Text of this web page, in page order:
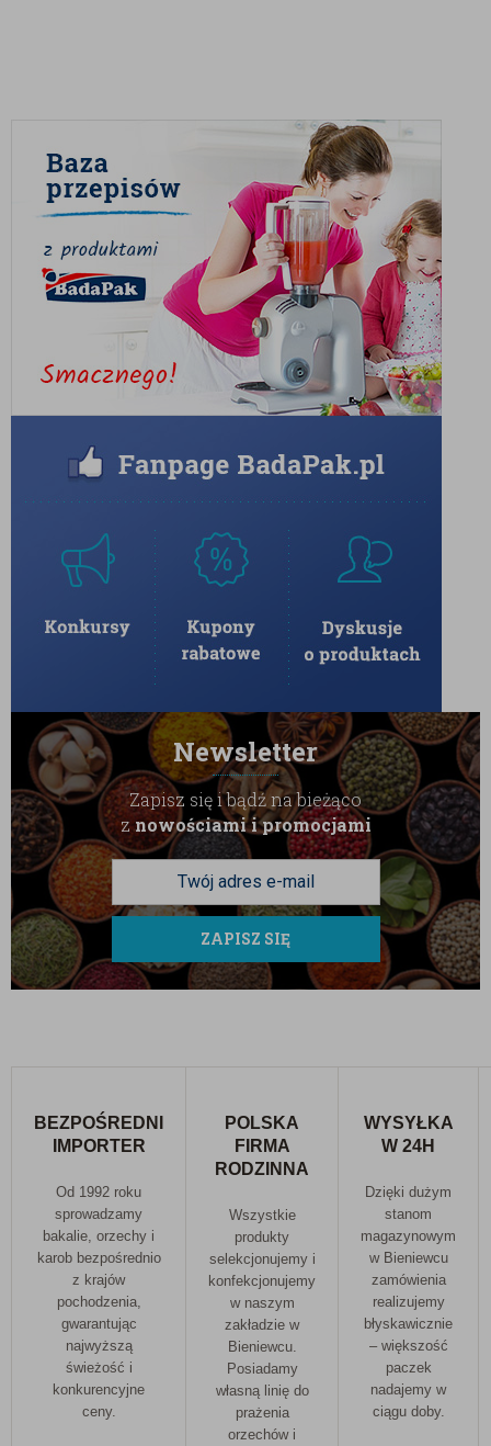
Newsletter
Zapisz się i bądź na bieżąco
znowościami i promocjami
ZAPISZ SIĘ
BEZPOŚREDNI
IMPORTER
Od 1992 roku
sprowadzamy
bakalie, orzechy i
karob bezpośrednio
z krajów
pochodzenia,
gwarantując
najwyższą
świeżość i
konkurencyjne
ceny.
POLSKA
FIRMA
RODZINNA
Wszystkie
produkty
selekcjonujemy i
konfekcjonujemy
w naszym
zakładzie w
Bieniewcu.
Posiadamy
własną linię do
prażenia
orzechów i
WYSYŁKA
W 24H
Dzięki dużym
stanom
magazynowym
w Bieniewcu
zamówienia
realizujemy
błyskawicznie
– większość
paczek
nadajemy w
ciągu doby.